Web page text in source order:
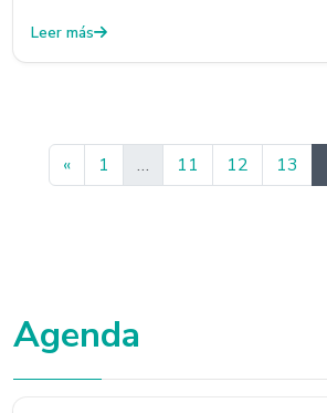
Leer más
«Anterior
1 … 11 12 13
Agenda